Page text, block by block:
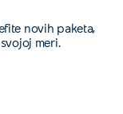
novih paketa,
meri.